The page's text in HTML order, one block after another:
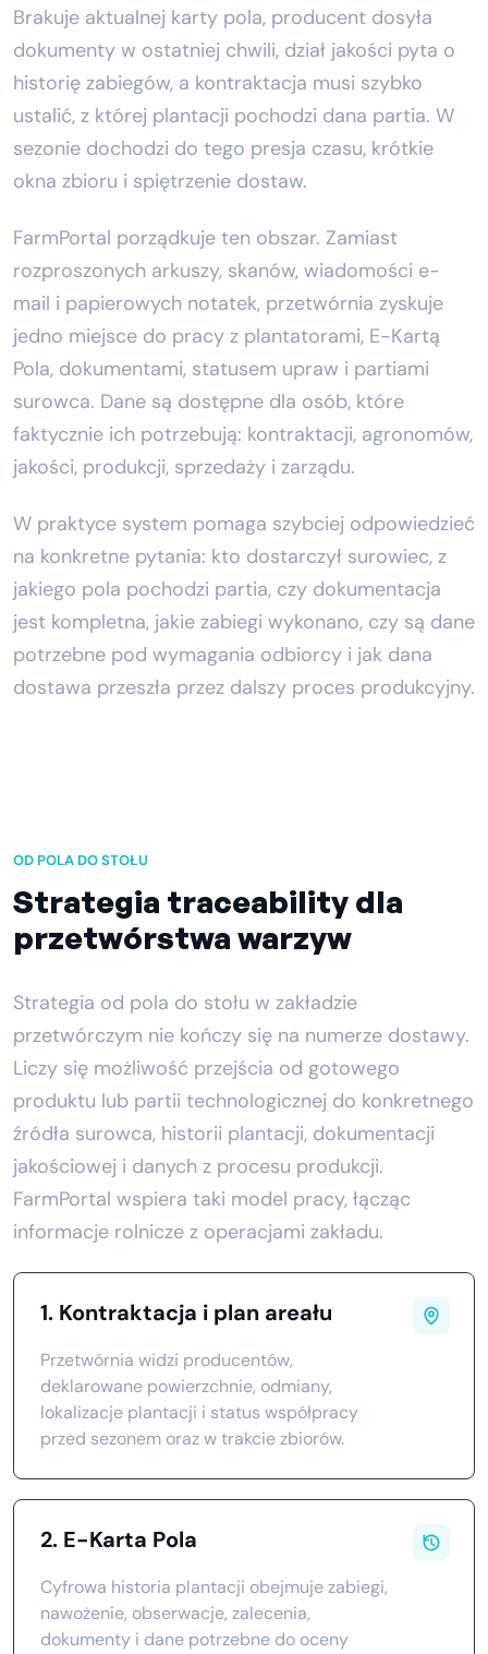
Brakuje aktualnej karty pola, producent dosyła
dokumenty w ostatniej chwili, dział jakości pyta o
historię zabiegów, a kontraktacja musi szybko
ustalić, z której plantacji pochodzi dana partia. W
sezonie dochodzi do tego presja czasu, krótkie
okna zbioru i spiętrzenie dostaw.
FarmPortal porządkuje ten obszar. Zamiast
rozproszonych arkuszy, skanów, wiadomości e-
mail i papierowych notatek, przetwórnia zyskuje
jedno miejsce do pracy z plantatorami, E-Kartą
Pola, dokumentami, statusem upraw i partiami
surowca. Dane są dostępne dla osób, które
faktycznie ich potrzebują: kontraktacji, agronomów,
jakości, produkcji, sprzedaży i zarządu.
W praktyce system pomaga szybciej odpowiedzieć
na konkretne pytania: kto dostarczył surowiec, z
jakiego pola pochodzi partia, czy dokumentacja
jest kompletna, jakie zabiegi wykonano, czy są dane
potrzebne pod wymagania odbiorcy i jak dana
dostawa przeszła przez dalszy proces produkcyjny.
OD POLA DO STOŁU
Strategia traceability dla
przetwórstwa warzyw
Strategia od pola do stołu w zakładzie
przetwórczym nie kończy się na numerze dostawy.
Liczy się możliwość przejścia od gotowego
produktu lub partii technologicznej do konkretnego
źródła surowca, historii plantacji, dokumentacji
jakościowej i danych z procesu produkcji.
FarmPortal wspiera taki model pracy, łącząc
informacje rolnicze z operacjami zakładu.
1. Kontraktacja i plan areału
Przetwórnia widzi producentów,
deklarowane powierzchnie, odmiany,
lokalizacje plantacji i status współpracy
przed sezonem oraz w trakcie zbiorów.
2. E-Karta Pola
Cyfrowa historia plantacji obejmuje zabiegi,
nawożenie, obserwacje, zalecenia,
dokumenty i dane potrzebne do oceny